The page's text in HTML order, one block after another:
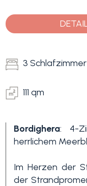
3 Schlafzimmer
111 qm
Bordighera: 4-
herrlichem
Im Herzen der
der
(0)
Preis